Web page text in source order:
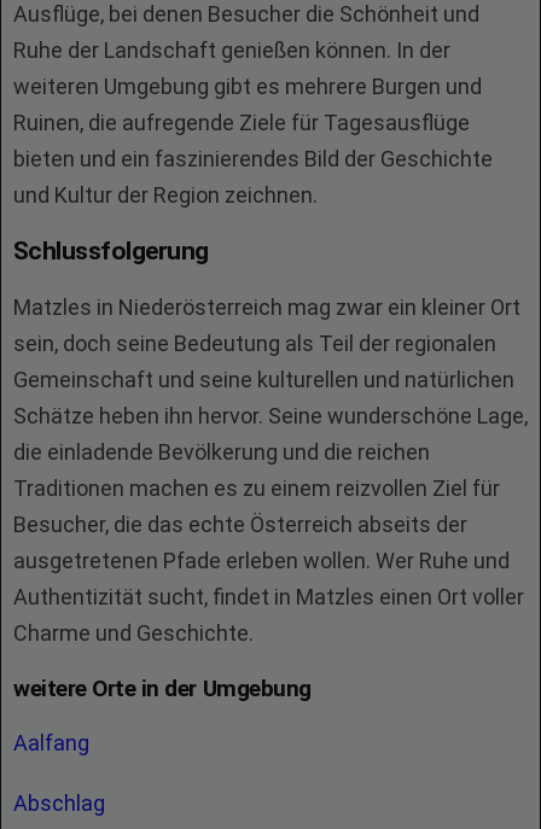
Ausflüge, bei denen Besucher die Schönheit und
Ruhe der Landschaft genießen können. In der
weiteren Umgebung gibt es mehrere Burgen und
Ruinen, die aufregende Ziele für Tagesausflüge
bieten und ein faszinierendes Bild der Geschichte
und Kultur der Region zeichnen.
Schlussfolgerung
Matzles in Niederösterreich mag zwar ein kleiner Ort
sein, doch seine Bedeutung als Teil der regionalen
Gemeinschaft und seine kulturellen und natürlichen
Schätze heben ihn hervor. Seine wunderschöne Lage,
die einladende Bevölkerung und die reichen
Traditionen machen es zu einem reizvollen Ziel für
Besucher, die das echte Österreich abseits der
ausgetretenen Pfade erleben wollen. Wer Ruhe und
Authentizität sucht, findet in Matzles einen Ort voller
Charme und Geschichte.
weitere Orte in der Umgebung
Aalfang
Abschlag